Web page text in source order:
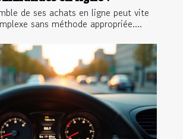
de ses achats en ligne peut vite
sans méthode appropriée....